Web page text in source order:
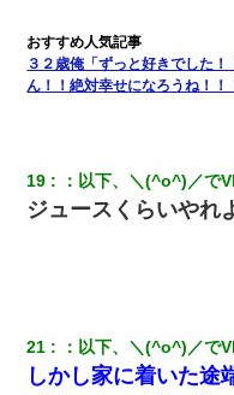
【衝撃】職場に入って来た
に → 新人「ドンッ！」私
【驚愕】5000円でＪＫと
なかったの？（泣」
３２歳俺「ずっと好きでした
ん！！絶対幸せになろうね
19 ： 以下、＼(^o^)／で
ジュースくらいやれ
21 ： 以下、＼(^o^)／で
しかし家に着いた途